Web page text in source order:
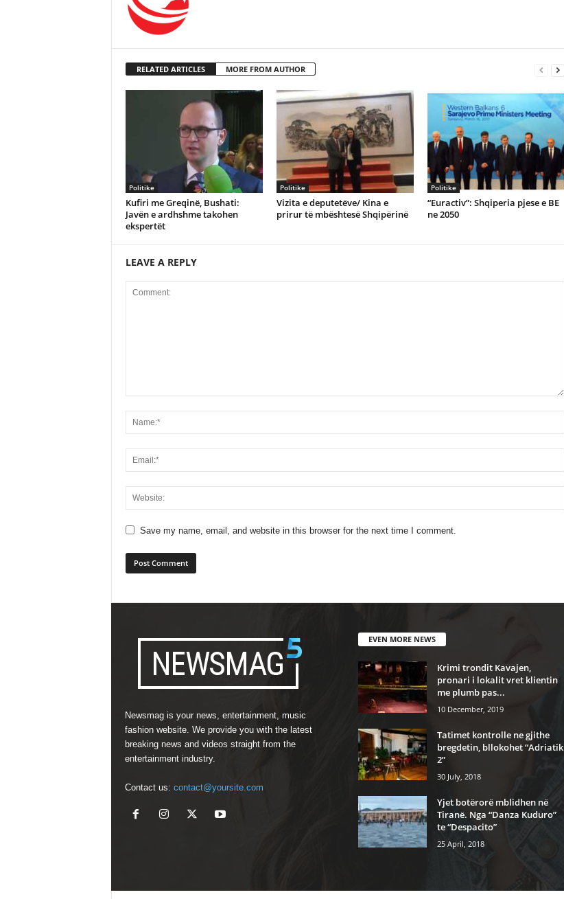
RELATED ARTICLES MORE FROM AUTHOR
Politike
Kufiri me Greqinë, Bushati:
Javën e ardhshme takohen
ekspertët
Politike
Vizita e deputetëve/ Kina e
prirur të mbështesë Shqipërinë
Politike
“Euractiv”: Shqiperia pjese e BE
ne 2050
LEAVE A REPLY
Save my name, email, and website in this browser for the next time I comment.
Newsmag is your news, entertainment, music
fashion website. We provide you with the latest
breaking news and videos straight from the
entertainment industry.
Contact us: contact@yoursite.com
EVEN MORE NEWS
Krimi trondit Kavajen,
pronari i lokalit vret klientin
me plumb pas...
10 December, 2019
Tatimet kontrolle ne gjithe
bregdetin, bllokohet “Adriatik
2”
30 July, 2018
Yjet botërorë mblidhen në
Tiranë. Nga “Danza Kuduro”
te “Despacito”
25 April, 2018